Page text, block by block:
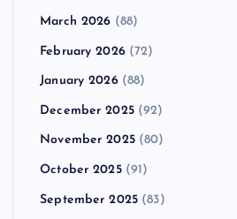
March 2026 (88)
February 2026(72)
January 2026(88)
December 2025(92)
November 2025(80)
October 2025(91)
September 2025 (83)